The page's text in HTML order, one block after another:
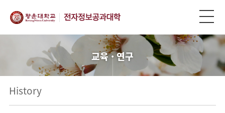
교육 · 연구
History